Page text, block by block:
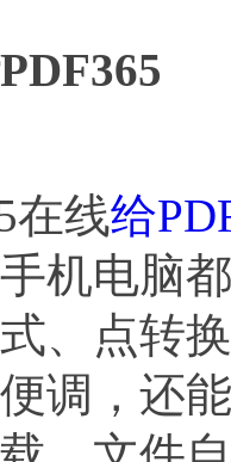
在线给
机电脑
、点转
调，还